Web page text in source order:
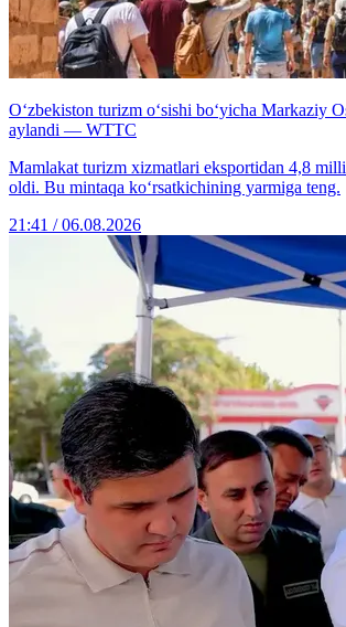
O‘zbekiston turizm o‘sishi bo‘yicha Markaziy
aylandi — WTTC
Mamlakat turizm xizmatlari eksportidan 4,8
oldi. Bu mintaqa ko‘rsatkichining yarmiga teng.
21:41 / 06.08.2026